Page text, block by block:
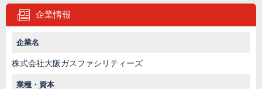
企業情報
企業名
株式会社大阪ガスファシリティーズ
業種・資本